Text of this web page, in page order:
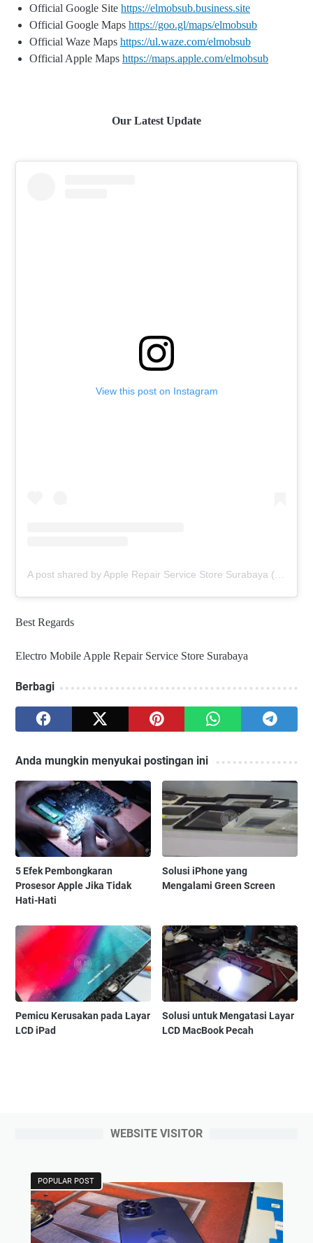
Official Google Site https://elmobsub.business.site
Official Google Maps https://goo.gl/maps/elmobsub
Official Waze Maps https://ul.waze.com/elmobsub
Official Apple Maps https://maps.apple.com/elmobsub
Our Latest Update
View this post on Instagram
Best Regards
Electro Mobile Apple Repair Service Store Surabaya
Berbagi
Anda mungkin menyukai postingan ini
5 Efek Pembongkaran
Prosesor Apple Jika Tidak
Hati-Hati
Solusi iPhone yang
Mengalami Green Screen
Pemicu Kerusakan pada Layar
LCD iPad
Solusi untuk Mengatasi Layar
LCD MacBook Pecah
WEBSITE VISITOR
POPULAR POST